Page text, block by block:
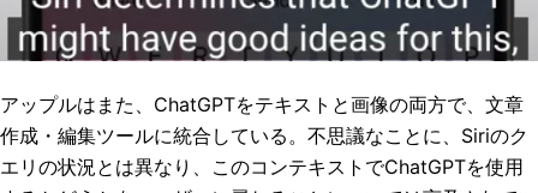
アップルはまた、ChatGPTをテキストと画像の両方で、文章
作成・編集ツールに統合している。不思議なことに、Siriのク
エリの状況とは異なり、このコンテキストでChatGPTを使用